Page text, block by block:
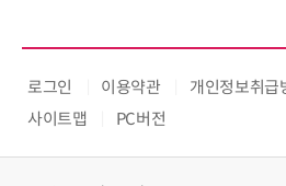
로그인 이용약관 개인정보취급
사이트맵
PC버전